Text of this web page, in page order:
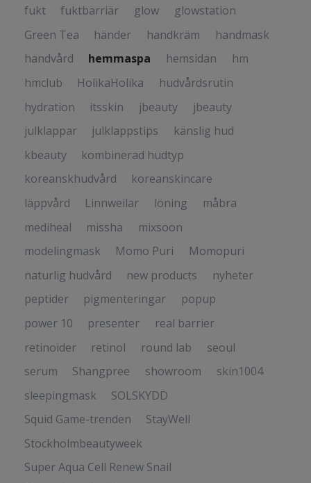
fukt
fuktbarriär glow
glowstation
Green Tea
händer handkräm
handmask
handvård
hemmaspa hemsidan
hm
hmclub
HolikaHolika
hudvårdsrutin
hydration
itsskin jbeauty
jbeauty
julklappar
julklappstips
känslig hud
kbeauty
kombinerad hudtyp
koreanskhudvård
koreanskincare
läppvård
Linnweilar löning
måbra
mediheal
missha
mixsoon
modelingmask
Momo Puri
Momopuri
naturlig hudvård
new products
nyheter
peptider
pigmenteringar
popup
power 10
presenter
real barrier
retinoider
retinol round lab
seoul
serum
Shangpree showroom
skin1004
sleepingmask
SOLSKYDD
Squid Game-trenden
StayWell
Stockholmbeautyweek
Super Aqua Cell Renew Snail